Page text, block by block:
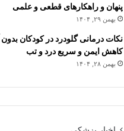
پنهان و راهکارهای قطعی و علمی
بهمن ۲۹, ۱۴۰۴
نکات درمانی گلودرد در کودکان بدون
کاهش ایمن و سریع درد و تب
بهمن ۲۸, ۱۴۰۴